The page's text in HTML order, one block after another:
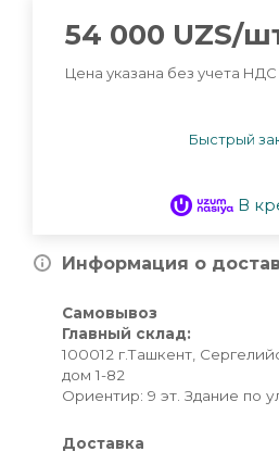
54 000 UZS/
Цена указана без учета НДС
Быстрый
В
Информация о
Самовывоз
Главный склад:
100012 г.Ташкент,
дом 1-82
Ориентир: 9 эт. Здание по
Доставка